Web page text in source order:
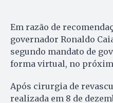
Em razão de
governador Ronaldo
segundo mandato de
forma virtual, no
Após cirurgia de
realizada em 8 de